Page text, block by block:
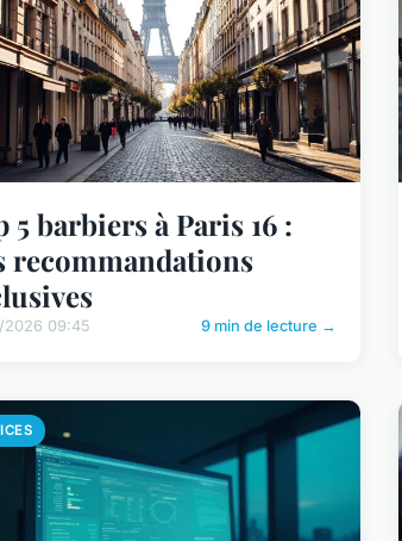
5 barbiers à Paris 16 :
recommandations
2026 09:45 9 min de lecture →